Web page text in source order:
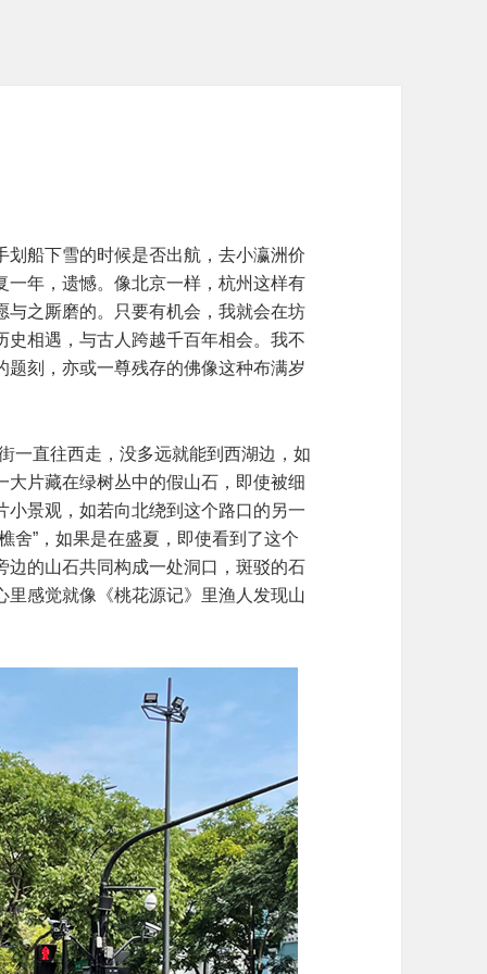
船下雪的时候是否出航，去小瀛洲价
年，遗憾。像北京一样，杭州这样有
之厮磨的。只要有机会，我就会在坊
相遇，与古人跨越千百年相会。我不
刻，亦或一尊残存的佛像这种布满岁
一直往西走，没多远就能到西湖边，如
片藏在绿树丛中的假山石，即使被细
景观，如若向北绕到这个路口的另一
舍”，如果是在盛夏，即使看到了这个
的山石共同构成一处洞口，斑驳的石
感觉就像《桃花源记》里渔人发现山